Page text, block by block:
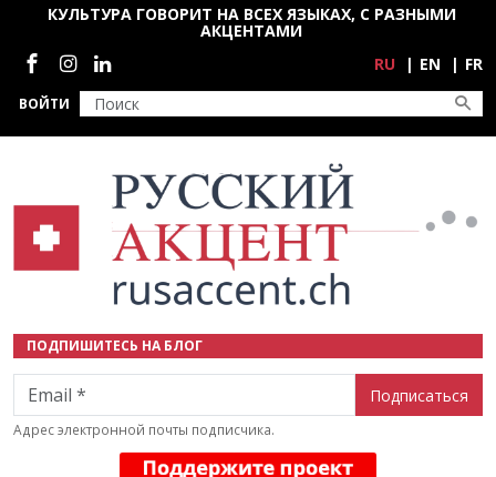
Перейти к основному содержанию
ВОЙТИ
КУЛЬТУРА ГОВОРИТ НА ВСЕХ ЯЗЫКАХ, С РАЗНЫМИ
АКЦЕНТАМИ
Социальные сети
RU EN FR
ПОДПИШИТЕСЬ НА БЛОГ
Email
Адрес электронной почты подписчика.